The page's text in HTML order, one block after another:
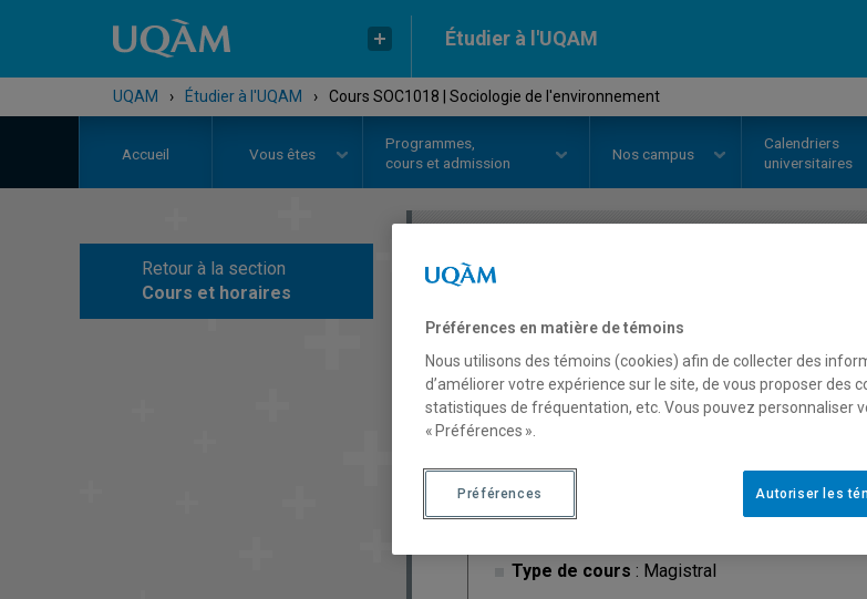
Étudier à l'UQAM
UQAM › Étudier à l'UQAM › Cours SOC1018 | Sociologie de l'environnement
Accueil Vous êtes
Programmes,
cours et admission
Nos campus
Calendriers
universitaires
Retour à la section
Cours et horaires
COURS
Description Horaire - Été
Type de cours : Magistral
Préférences en matière de témoins
Nous utilisons des témoins (cookies) afin de collecter des
d’améliorer votre expérience sur le site, de vous proposer des
statistiques de fréquentation, etc. Vous pouvez personnaliser
« Préférences ».
Autoriser les
Préférences